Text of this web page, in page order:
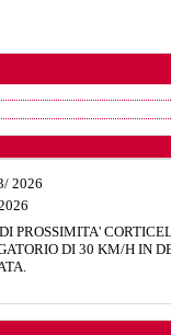
/ 2026
PROSSIMITA'
DI 30 KM/H IN